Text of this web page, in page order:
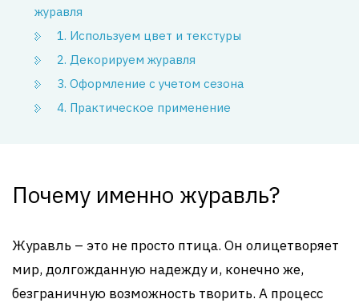
журавля
1. Используем цвет и текстуры
2. Декорируем журавля
3. Оформление с учетом сезона
4. Практическое применение
Почему именно журавль?
Журавль – это не просто птица. Он олицетворяет
мир, долгожданную надежду и, конечно же,
безграничную возможность творить. А процесс